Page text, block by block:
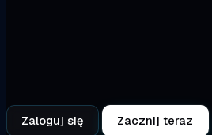
Zaloguj się Zacznij teraz